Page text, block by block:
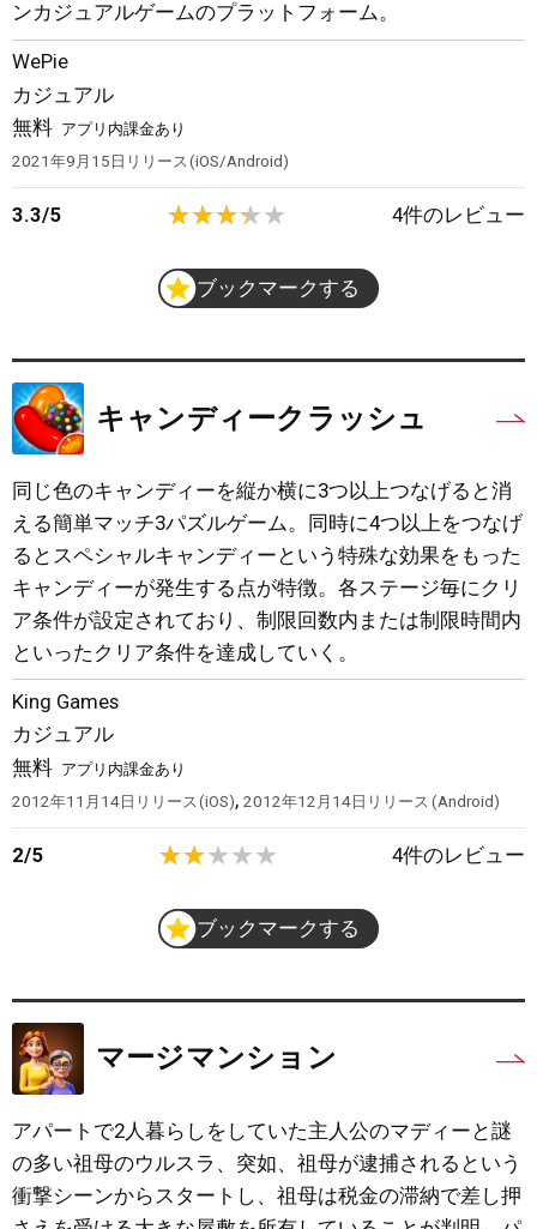
ンカジュアルゲームのプラットフォーム。
WePie
カジュアル
無料 アプリ内課金あり
2021年9月15日 リリース iOS/Android
3.3/5 4件のレビュー
ブックマークする
キャンディークラッシュ
同じ色のキャンディーを縦か横に3つ以上つなげると消
える簡単マッチ3パズルゲーム。同時に4つ以上をつなげ
るとスペシャルキャンディーという特殊な効果をもった
キャンディーが発生する点が特徴。各ステージ毎にクリ
ア条件が設定されており、制限回数内または制限時間内
といったクリア条件を達成していく。
King Games
カジュアル
無料 アプリ内課金あり
2012年11月14日 リリース iOS ,2012年12月14日 リリース Android
2/5 4件のレビュー
ブックマークする
マージマンション
アパートで2人暮らしをしていた主人公のマディーと謎
の多い祖母のウルスラ、突如、祖母が逮捕されるという
衝撃シーンからスタートし、祖母は税金の滞納で差し押